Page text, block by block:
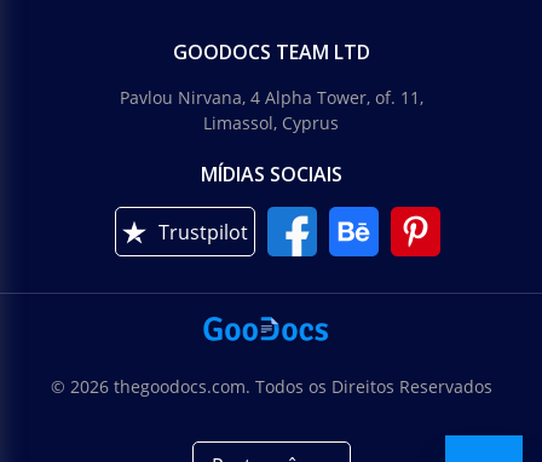
GOODOCS TEAM LTD
Pavlou Nirvana, 4 Alpha Tower, of. 11,
Limassol, Cyprus
MÍDIAS SOCIAIS
Trustpilot
© 2026 thegoodocs.com. Todos os Direitos Reservados